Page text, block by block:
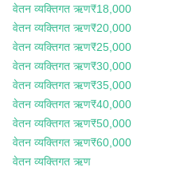
वेतन व्यक्तिगत ऋण₹18,000
वेतन व्यक्तिगत ऋण₹20,000
वेतन व्यक्तिगत ऋण₹25,000
वेतन व्यक्तिगत ऋण₹30,000
वेतन व्यक्तिगत ऋण₹35,000
वेतन व्यक्तिगत ऋण₹40,000
वेतन व्यक्तिगत ऋण₹50,000
वेतन व्यक्तिगत ऋण₹60,000
वेतन व्यक्तिगत ऋण